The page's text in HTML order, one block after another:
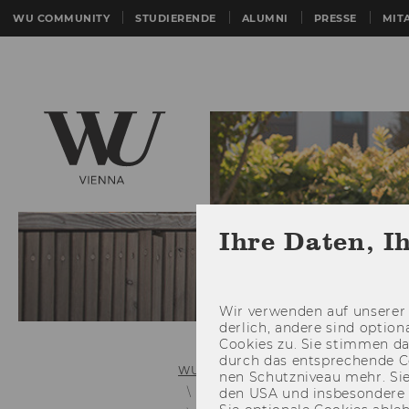
WU COMMUNITY STUDIERENDE ALUMNI PRESSE
WU (Wirtschaftsuniversität Wien)
Bachelorguide
Bachelorguide
Ihre Daten,
Wir ver­wen­den auf
der­lich, an­de­re sind
Coo­kies zu. Sie stim­men
durch das ent­spre­chen­de
nen Schutz­ni­veau mehr.
den USA und